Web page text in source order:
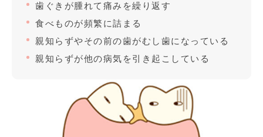
歯ぐきが腫れて痛みを繰り返す
食べものが頻繁に詰まる
親知らずやその前の歯がむし歯になっている
親知らずが他の病気を引き起こしている